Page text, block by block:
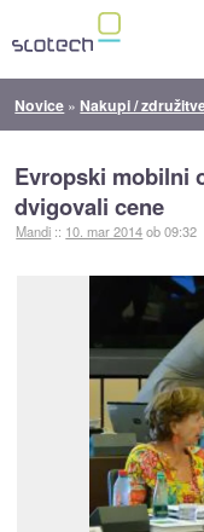
Novice » Nakupi /
Evropski mobilni
dvigovali cene
Mandi :: 10. mar 2014ob 09:32